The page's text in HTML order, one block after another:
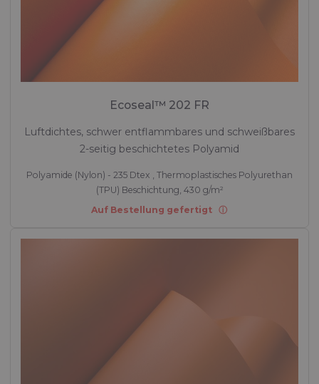
Ecoseal™ 202 FR
Luftdichtes, schwer entflammbares und schweißbares
2-seitig beschichtetes Polyamid
Polyamide (Nylon) - 235 Dtex , Thermoplastisches Polyurethan
(TPU) Beschichtung, 430 g/m²
Auf Bestellung gefertigt